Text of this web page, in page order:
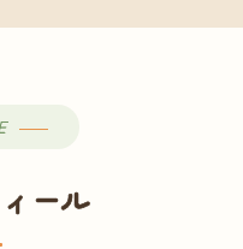
ませんので、お気軽
ール